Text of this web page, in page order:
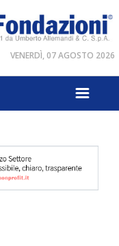
VENERDÌ, 07 AGOSTO 2026